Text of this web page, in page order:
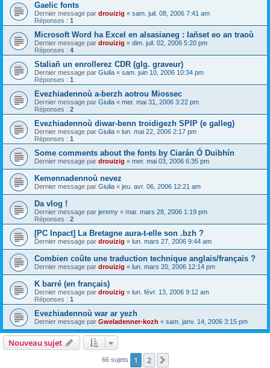
Gaelic fonts
Dernier message par drouizig « sam. juil. 08, 2006 7:41 am
Réponses : 1
Microsoft Word ha Excel en alsasianeg : lañset eo an traoù
Dernier message par drouizig « dim. juil. 02, 2006 5:20 pm
Réponses : 4
Staliañ un enrollerez CDR (glg. graveur)
Dernier message par Giulia « sam. juin 10, 2006 10:34 pm
Réponses : 1
Evezhiadennoù a-berzh aotrou Miossec
Dernier message par Giulia « mer. mai 31, 2006 3:22 pm
Réponses : 2
Evezhiadennoù diwar-benn troidigezh SPIP (e galleg)
Dernier message par Giulia « lun. mai 22, 2006 2:17 pm
Réponses : 1
Some comments about the fonts by Ciarán Ó Duibhín
Dernier message par drouizig « mer. mai 03, 2006 6:35 pm
Kemennadennoù nevez
Dernier message par Giulia « jeu. avr. 06, 2006 12:21 am
Da vlog !
Dernier message par jeremy « mar. mars 28, 2006 1:19 pm
Réponses : 2
[PC Inpact] La Bretagne aura-t-elle son .bzh ?
Dernier message par drouizig « lun. mars 27, 2006 9:44 am
Combien coûte une traduction technique anglais/français ?
Dernier message par drouizig « lun. mars 20, 2006 12:14 pm
K barré (en français)
Dernier message par drouizig « lun. févr. 13, 2006 9:12 am
Réponses : 1
Evezhiadennoù war ar yezh
Dernier message par Gweladenner-kozh « sam. janv. 14, 2006 3:15 pm
Nouveau sujet
66 sujets 1 2